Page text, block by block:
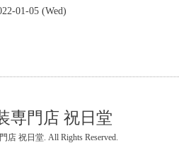
01-05 (Wed)
専門店 祝日堂
店 祝日堂 . All Rights Reserved.